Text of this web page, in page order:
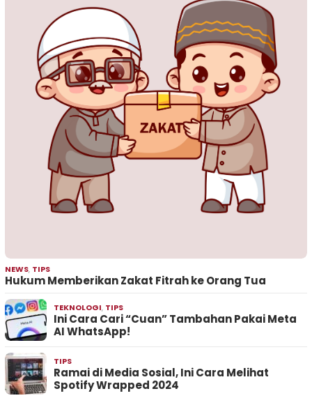
NEWS, TIPS
Hukum Memberikan Zakat Fitrah ke Orang Tua
TEKNOLOGI, TIPS
Ini Cara Cari “Cuan” Tambahan Pakai Meta
AI WhatsApp!
TIPS
Ramai di Media Sosial, Ini Cara Melihat
Spotify Wrapped 2024